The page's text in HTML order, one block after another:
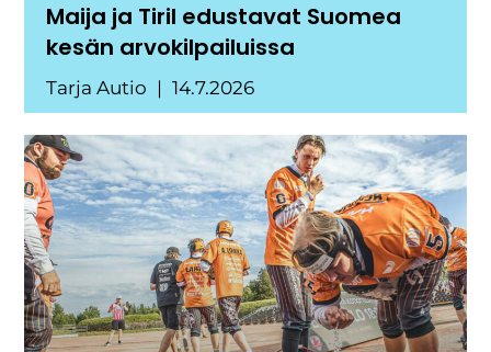
Maija ja Tiril edustavat Suomea
kesän arvokilpailuissa
Tarja Autio 14.7.2026